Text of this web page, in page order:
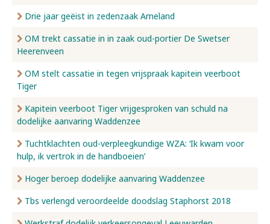
Drie jaar geëist in zedenzaak Ameland
OM trekt cassatie in in zaak oud-portier De Swetser
Heerenveen
OM stelt cassatie in tegen vrijspraak kapitein veerboot
Tiger
Kapitein veerboot Tiger vrijgesproken van schuld na
dodelijke aanvaring Waddenzee
Tuchtklachten oud-verpleegkundige WZA: ‘Ik kwam voor
hulp, ik vertrok in de handboeien’
Hoger beroep dodelijke aanvaring Waddenzee
Tbs verlengd veroordeelde doodslag Staphorst 2018